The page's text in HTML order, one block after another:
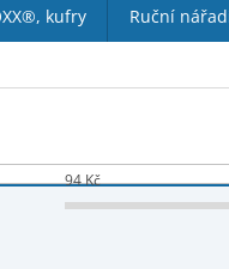
kufry Ruční
94Kč